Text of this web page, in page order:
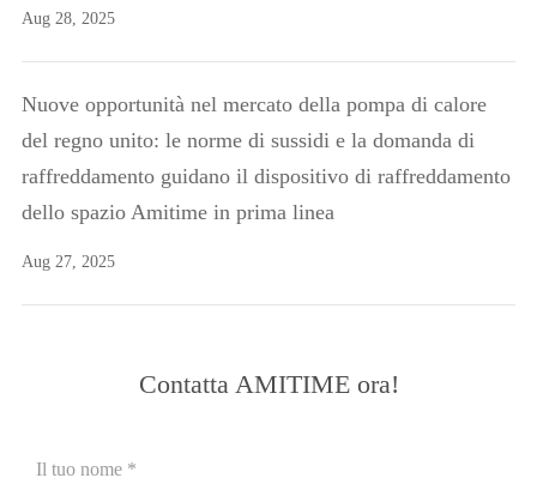
Aug 28, 2025
Nuove opportunità nel mercato della pompa di calore
del regno unito: le norme di sussidi e la domanda di
raffreddamento guidano il dispositivo di raffreddamento
dello spazio Amitime in prima linea
Aug 27, 2025
Contatta AMITIME ora!